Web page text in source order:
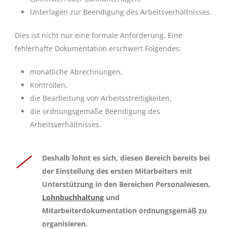
Unterlagen zur Beendigung des Arbeitsverhältnisses.
Dies ist nicht nur eine formale Anforderung. Eine
fehlerhafte Dokumentation erschwert Folgendes:
monatliche Abrechnungen,
Kontrollen,
die Bearbeitung von Arbeitsstreitigkeiten,
die ordnungsgemäße Beendigung des
Arbeitsverhältnisses.
Deshalb lohnt es sich, diesen Bereich bereits bei
der Einstellung des ersten Mitarbeiters mit
Unterstützung in den Bereichen Personalwesen,
Lohnbuchhaltung und
Mitarbeiterdokumentation ordnungsgemäß zu
organisieren.